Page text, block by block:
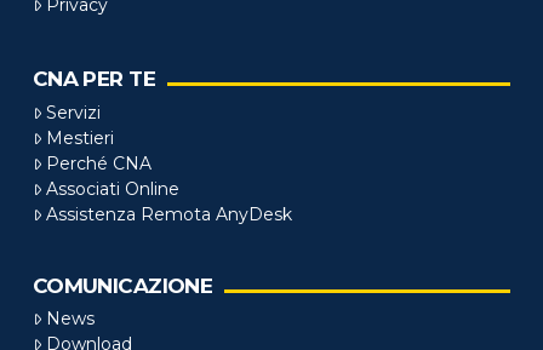
Privacy
CNA PER TE
Servizi
Mestieri
Perché CNA
Associati Online
Assistenza Remota AnyDesk
COMUNICAZIONE
News
Download